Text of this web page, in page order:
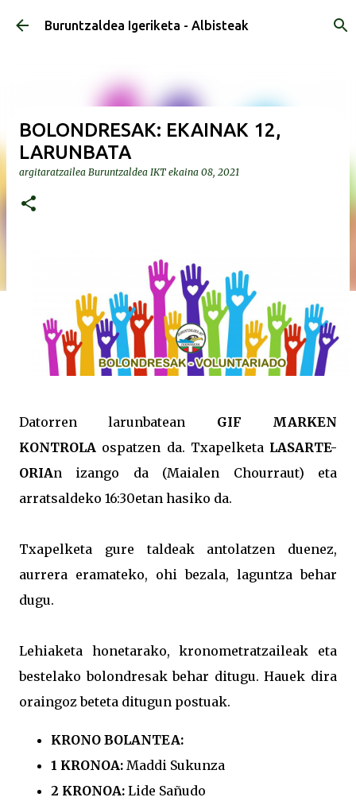
Saltatu eta joan eduki nagusira
Buruntzaldea Igeriketa - Albisteak
BOLONDRESAK: EKAINAK 12,
LARUNBATA
argitaratzailea Buruntzaldea IKT ekaina 08, 2021
Datorren larunbatean GIF MARKEN
KONTROLA ospatzen da. Txapelketa LASARTE-
ORIAn izango da (Maialen Chourraut) eta
arratsaldeko 16:30etan hasiko da.
Txapelketa gure taldeak antolatzen duenez,
aurrera eramateko, ohi bezala, laguntza behar
dugu.
Lehiaketa honetarako, kronometratzaileak eta
bestelako bolondresak behar ditugu. Hauek dira
oraingoz beteta ditugun postuak.
KRONO BOLANTEA:
1 KRONOA: Maddi Sukunza
2 KRONOA: Lide Sañudo